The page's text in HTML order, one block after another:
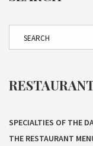
SPECIALTIES OF THE
THE RESTAURANT